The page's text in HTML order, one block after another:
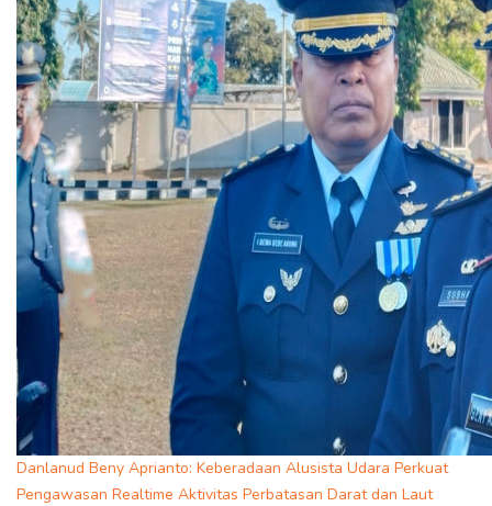
Danlanud Beny Aprianto: Keberadaan Alusista Udara Perkuat
Pengawasan Realtime Aktivitas Perbatasan Darat dan Laut